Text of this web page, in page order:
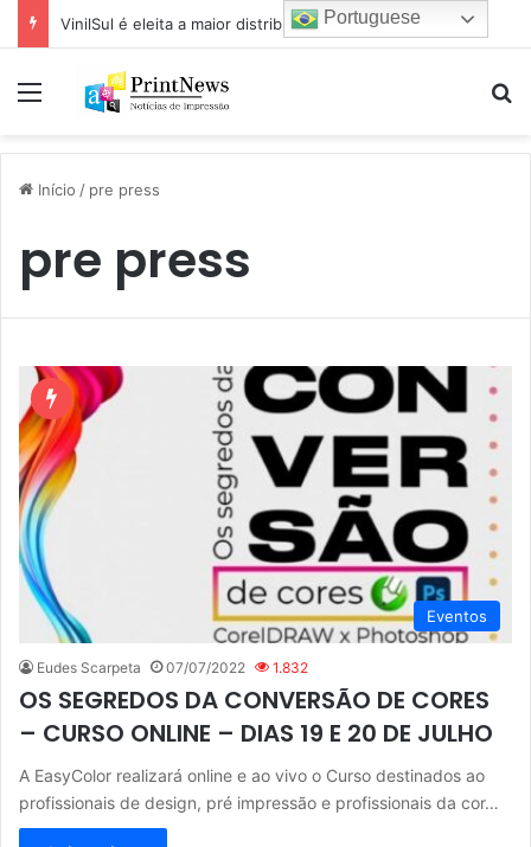
Menu
Início / pre press
pre press
Eventos
Eudes Scarpeta 07/07/2022 1.832
OS SEGREDOS DA CONVERSÃO DE CORES
– CURSO ONLINE – DIAS 19 E 20 DE JULHO
A EasyColor realizará online e ao vivo o Curso destinados ao
profissionais de design, pré impressão e profissionais da cor…
Portuguese